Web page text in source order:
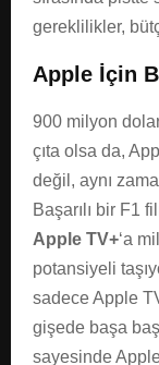
gereklilikler,
Apple İçin
900 milyon
çıta olsa da,
değil, aynı
Başarılı bir F1
Apple TV+‘a
potansiyeli
sadece Apple
gişede başa
sayesinde